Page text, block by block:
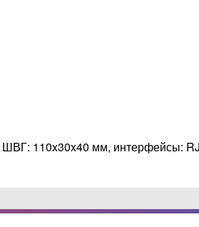
110x30x40 мм, интерфейсы: